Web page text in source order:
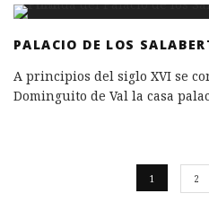
PALACIO DE LOS
A principios del siglo XVI se
Dominguito de Val la casa
1 2